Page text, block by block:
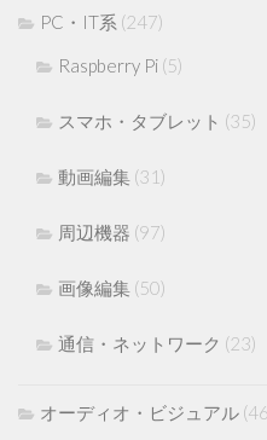
PC・IT系 (247)
Raspberry Pi (5)
スマホ・タブレット (35)
動画編集 (31)
周辺機器 (97)
画像編集 (50)
通信・ネットワーク (23)
オーディオ・ビジュアル